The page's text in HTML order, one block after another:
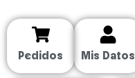
Pedidos Mis Datos